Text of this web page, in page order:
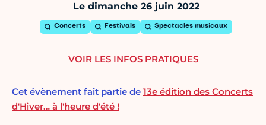
Le dimanche 26 juin 2022
Concerts Festivals Spectacles musicaux
Cet évènement fait partie de 13e édition des Concerts
d'Hiver… à l'heure d'été !
VOIR LES INFOS PRATIQUES